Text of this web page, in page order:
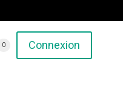
0 Connexion